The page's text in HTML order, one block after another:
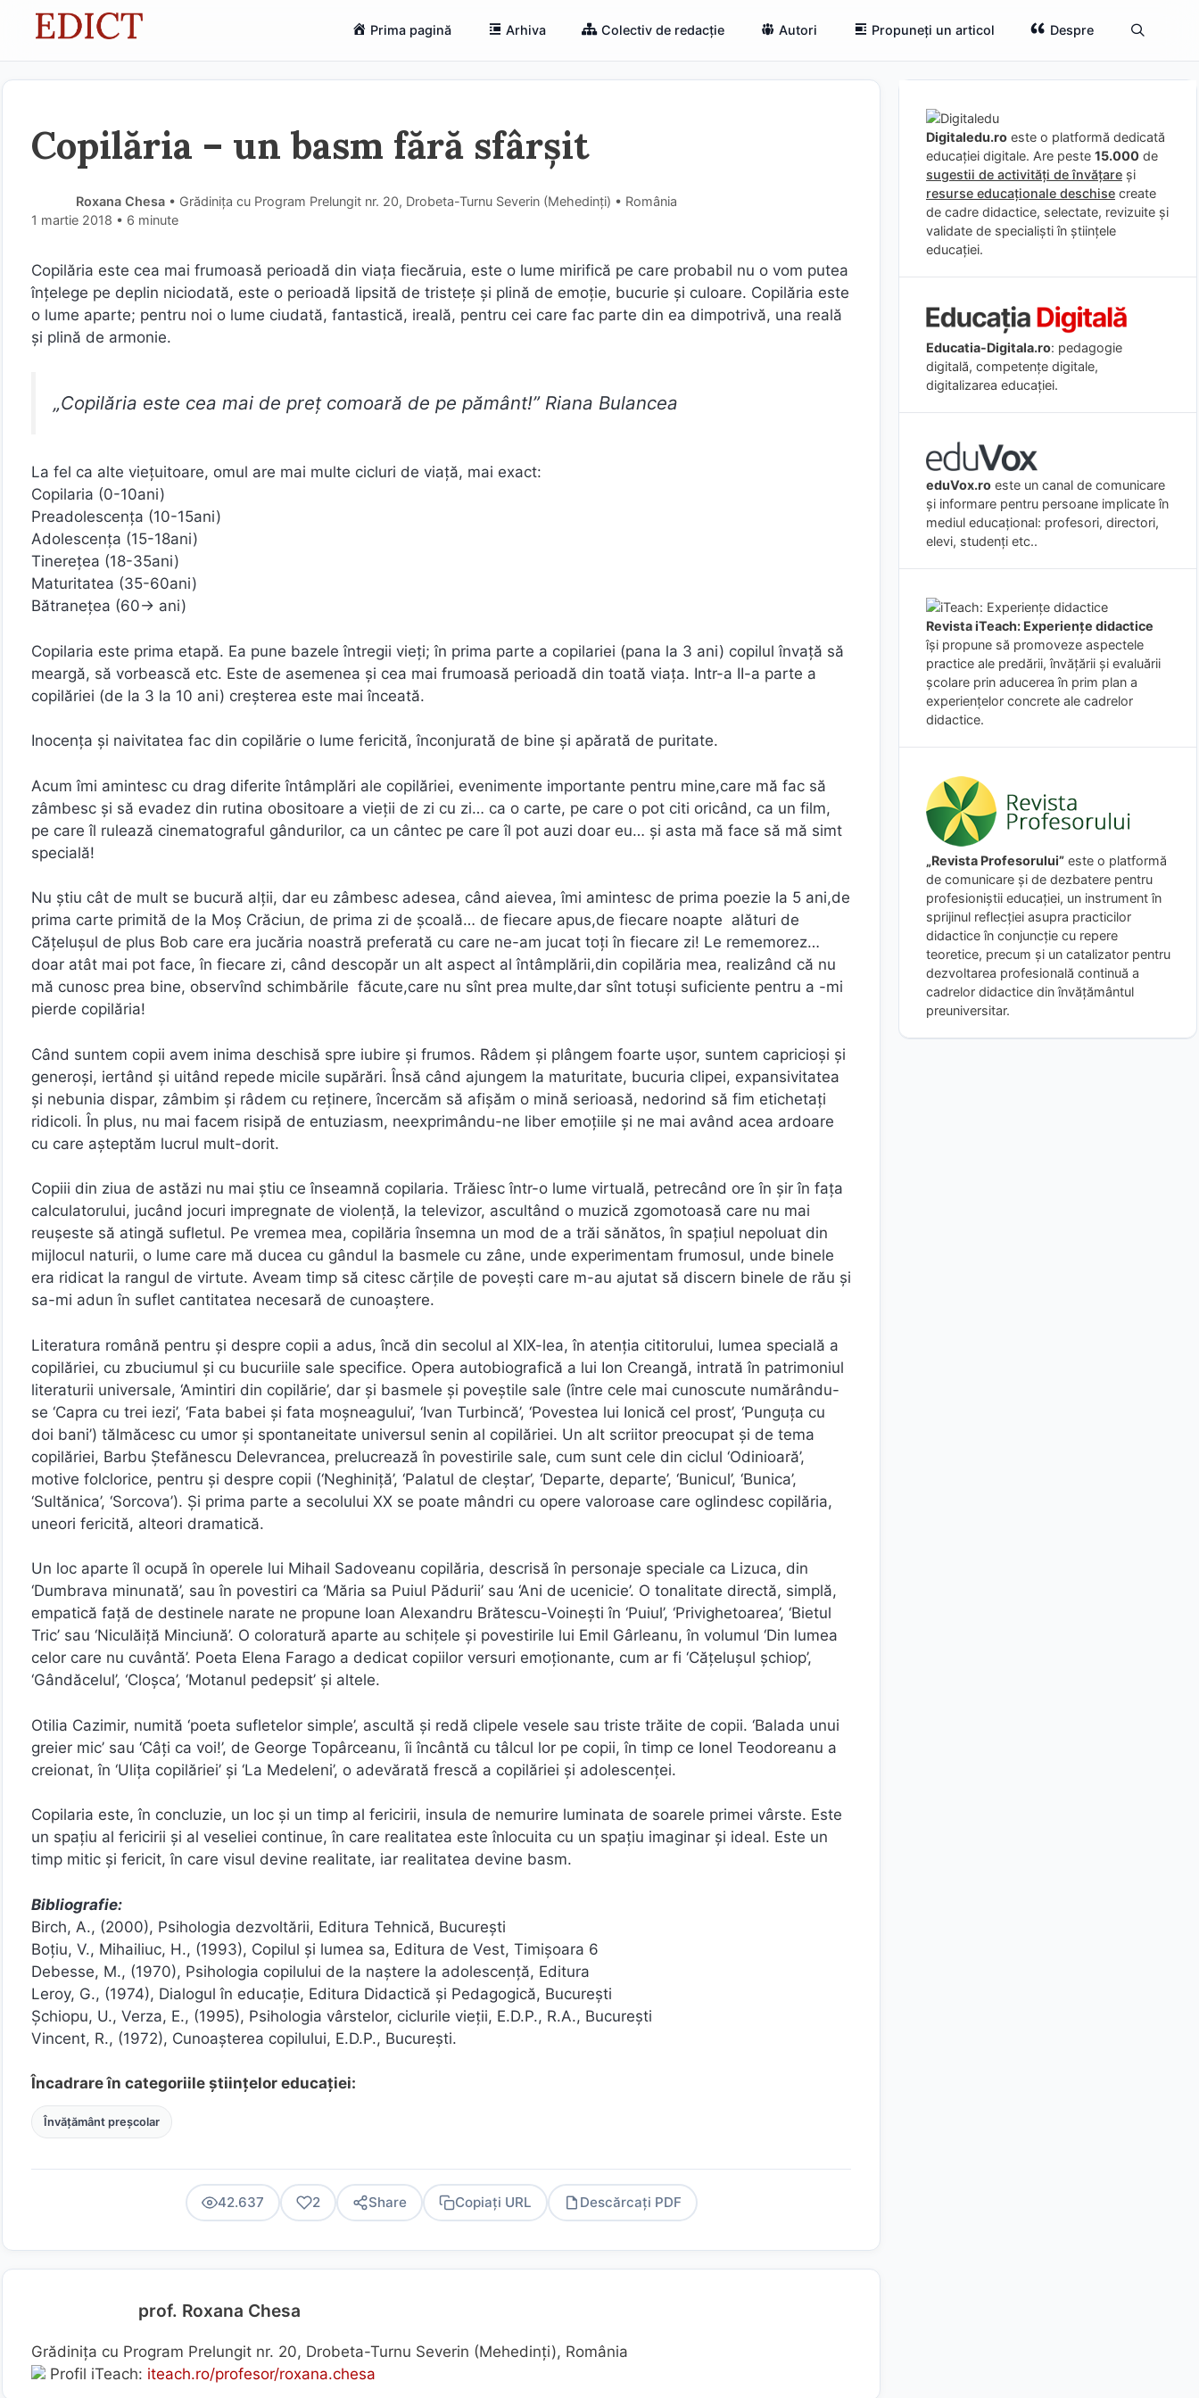
Prima pagină Arhiva Colectiv de redacție Autori Propuneți un articol Despre
Copilăria – un basm fără sfârșit
Roxana Chesa • Grădinița cu Program Prelungit nr. 20, Drobeta-Turnu Severin (Mehedinţi) • România
1 martie 2018 • 6 minute
Copilăria este cea mai frumoasă perioadă din viața fiecăruia, este o lume mirifică pe care probabil nu o vom putea
înțelege pe deplin niciodată, este o perioadă lipsită de tristețe și plină de emoție, bucurie și culoare. Copilăria este
o lume aparte; pentru noi o lume ciudată, fantastică, ireală, pentru cei care fac parte din ea dimpotrivă, una reală
și plină de armonie.
„Copilăria este cea mai de preţ comoară de pe pământ!” Riana Bulancea
La fel ca alte vieţuitoare, omul are mai multe cicluri de viaţă, mai exact:
Copilaria (0-10ani)
Preadolescența (10-15ani)
Adolescența (15-18ani)
Tinerețea (18-35ani)
Maturitatea (35-60ani)
Bătranețea (60-> ani)
Copilaria este prima etapă. Ea pune bazele întregii vieți; în prima parte a copilariei (pana la 3 ani) copilul învață să
meargă, să vorbească etc. Este de asemenea și cea mai frumoasă perioadă din toată viața. Intr-a II-a parte a
copilăriei (de la 3 la 10 ani) creșterea este mai înceată.
Inocenţa şi naivitatea fac din copilărie o lume fericită, înconjurată de bine şi apărată de puritate.
Acum îmi amintesc cu drag diferite întâmplări ale copilăriei, evenimente importante pentru mine,care mă fac să
zâmbesc şi să evadez din rutina obositoare a vieţii de zi cu zi… ca o carte, pe care o pot citi oricând, ca un film,
pe care îl rulează cinematograful gândurilor, ca un cântec pe care îl pot auzi doar eu… şi asta mă face să mă simt
specială!
Nu ştiu cât de mult se bucură alţii, dar eu zâmbesc adesea, când aievea, îmi amintesc de prima poezie la 5 ani,de
prima carte primită de la Moş Crăciun, de prima zi de şcoală… de fiecare apus,de fiecare noapte alături de
Cățelușul de plus Bob care era jucăria noastră preferată cu care ne-am jucat toți în fiecare zi! Le rememorez…
doar atât mai pot face, în fiecare zi, când descopăr un alt aspect al întâmplării,din copilăria mea, realizând că nu
mă cunosc prea bine, observînd schimbările făcute,care nu sînt prea multe,dar sînt totuşi suficiente pentru a -mi
pierde copilăria!
Când suntem copii avem inima deschisă spre iubire şi frumos. Râdem şi plângem foarte uşor, suntem capricioşi şi
generoşi, iertând şi uitând repede micile supărări. Însă când ajungem la maturitate, bucuria clipei, expansivitatea
şi nebunia dispar, zâmbim şi râdem cu reţinere, încercăm să afişăm o mină serioasă, nedorind să fim etichetaţi
ridicoli. În plus, nu mai facem risipă de entuziasm, neexprimându-ne liber emoţiile şi ne mai având acea ardoare
cu care aşteptăm lucrul mult-dorit.
Copiii din ziua de astăzi nu mai ştiu ce înseamnă copilaria. Trăiesc într-o lume virtuală, petrecând ore în şir în faţa
calculatorului, jucând jocuri impregnate de violenţă, la televizor, ascultând o muzică zgomotoasă care nu mai
reuşeste să atingă sufletul. Pe vremea mea, copilăria însemna un mod de a trăi sănătos, în spaţiul nepoluat din
mijlocul naturii, o lume care mă ducea cu gândul la basmele cu zâne, unde experimentam frumosul, unde binele
era ridicat la rangul de virtute. Aveam timp să citesc cărţile de poveşti care m-au ajutat să discern binele de rău şi
sa-mi adun în suflet cantitatea necesară de cunoaştere.
Literatura română pentru şi despre copii a adus, încă din secolul al XIX-lea, în atenţia cititorului, lumea specială a
copilăriei, cu zbuciumul şi cu bucuriile sale specifice. Opera autobiografică a lui Ion Creangă, intrată în patrimoniul
literaturii universale, ‘Amintiri din copilărie’, dar şi basmele şi poveştile sale (între cele mai cunoscute numărându-
se ‘Capra cu trei iezi’, ‘Fata babei şi fata moşneagului’, ‘Ivan Turbincă’, ‘Povestea lui Ionică cel prost’, ‘Punguţa cu
doi bani’) tălmăcesc cu umor şi spontaneitate universul senin al copilăriei. Un alt scriitor preocupat şi de tema
copilăriei, Barbu Ştefănescu Delevrancea, prelucrează în povestirile sale, cum sunt cele din ciclul ‘Odinioară’,
motive folclorice, pentru şi despre copii (‘Neghiniţă’, ‘Palatul de cleştar’, ‘Departe, departe’, ‘Bunicul’, ‘Bunica’,
‘Sultănica’, ‘Sorcova’). Şi prima parte a secolului XX se poate mândri cu opere valoroase care oglindesc copilăria,
uneori fericită, alteori dramatică.
Un loc aparte îl ocupă în operele lui Mihail Sadoveanu copilăria, descrisă în personaje speciale ca Lizuca, din
‘Dumbrava minunată’, sau în povestiri ca ‘Măria sa Puiul Pădurii’ sau ‘Ani de ucenicie’. O tonalitate directă, simplă,
empatică faţă de destinele narate ne propune Ioan Alexandru Brătescu-Voineşti în ‘Puiul’, ‘Privighetoarea’, ‘Bietul
Tric’ sau ‘Niculăiţă Minciună’. O coloratură aparte au schiţele şi povestirile lui Emil Gârleanu, în volumul ‘Din lumea
celor care nu cuvântă’. Poeta Elena Farago a dedicat copiilor versuri emoţionante, cum ar fi ‘Căţeluşul şchiop’,
‘Gândăcelul’, ‘Cloşca’, ‘Motanul pedepsit’ şi altele.
Otilia Cazimir, numită ‘poeta sufletelor simple’, ascultă şi redă clipele vesele sau triste trăite de copii. ‘Balada unui
greier mic’ sau ‘Câţi ca voi!’, de George Topârceanu, îi încântă cu tâlcul lor pe copii, în timp ce Ionel Teodoreanu a
creionat, în ‘Uliţa copilăriei’ şi ‘La Medeleni’, o adevărată frescă a copilăriei şi adolescenţei.
Copilaria este, în concluzie, un loc și un timp al fericirii, insula de nemurire luminata de soarele primei vârste. Este
un spațiu al fericirii și al veseliei continue, în care realitatea este înlocuita cu un spațiu imaginar și ideal. Este un
timp mitic și fericit, în care visul devine realitate, iar realitatea devine basm.
Bibliografie:
Birch, A., (2000), Psihologia dezvoltării, Editura Tehnică, Bucureşti
Boţiu, V., Mihailiuc, H., (1993), Copilul şi lumea sa, Editura de Vest, Timişoara 6
Debesse, M., (1970), Psihologia copilului de la naştere la adolescenţă, Editura
Leroy, G., (1974), Dialogul în educaţie, Editura Didactică şi Pedagogică, Bucureşti
Şchiopu, U., Verza, E., (1995), Psihologia vârstelor, ciclurile vieţii, E.D.P., R.A., Bucureşti
Vincent, R., (1972), Cunoaşterea copilului, E.D.P., Bucureşti.
Încadrare în categoriile științelor educației:
Învățământ preșcolar
42.637 2 Share Copiați URL Descărcați PDF
prof. Roxana Chesa
Grădinița cu Program Prelungit nr. 20, Drobeta-Turnu Severin (Mehedinţi), România
Profil iTeach: iteach.ro/profesor/roxana.chesa
Digitaledu.ro este o platformă dedicată
educației digitale. Are peste 15.000 de
sugestii de activități de învățare și
resurse educaționale deschise create
de cadre didactice, selectate, revizuite și
validate de specialiști în științele
educației.
Educatia-Digitala.ro: pedagogie
digitală, competențe digitale,
digitalizarea educației.
eduVox.ro este un canal de comunicare
și informare pentru persoane implicate în
mediul educațional: profesori, directori,
elevi, studenți etc..
Revista iTeach: Experienţe didactice
îşi propune să promoveze aspectele
practice ale predării, învăţării şi evaluării
şcolare prin aducerea în prim plan a
experienţelor concrete ale cadrelor
didactice.
„Revista Profesorului” este o platformă
de comunicare și de dezbatere pentru
profesioniștii educației, un instrument în
sprijinul reflecției asupra practicilor
didactice în conjuncție cu repere
teoretice, precum și un catalizator pentru
dezvoltarea profesională continuă a
cadrelor didactice din învățământul
preuniversitar.